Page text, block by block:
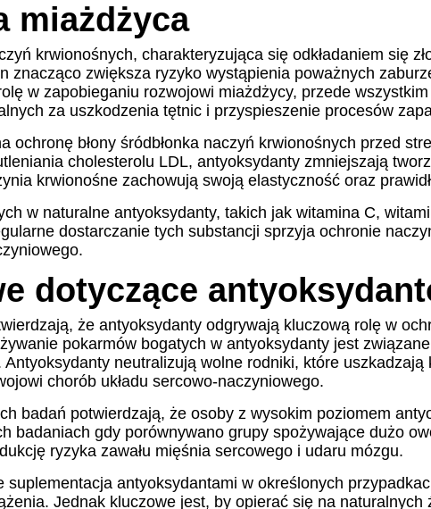
miażdżyca
krwionośnych, charakteryzująca się odkładaniem się
znacząco zwiększa ryzyko wystąpienia poważnych
w zapobieganiu rozwojowi miażdżycy, przede
za uszkodzenia tętnic i przyspieszenie procesów
ochronę błony śródbłonka naczyń krwionośnych przed
cholesterolu LDL, antyoksydanty zmniejszają
krwionośne zachowują swoją elastyczność oraz
w naturalne antyoksydanty, takich jak witamina C,
dostarczanie tych substancji sprzyja ochronie
dotyczące
że antyoksydanty odgrywają kluczową rolę w
pokarmów bogatych w antyoksydanty jest
neutralizują wolne rodniki, które
chorób układu sercowo-naczyniowego.
badań potwierdzają, że osoby z wysokim poziomem
badaniach gdy porównywano grupy spożywające dużo
ryzyka zawału mięśnia sercowego i udaru mózgu.
suplementacja antyoksydantami w określonych
Jednak kluczowe jest, by opierać się na